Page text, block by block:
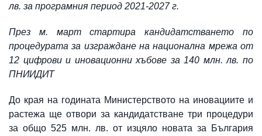
лв. за програмния период 2021-2027 г.
През м. март стартира кандидатстването по
процедурата за изграждане на национална мрежа от
12 цифрови и иновационни хъбове за 140 млн. лв. по
ПНИИДИТ
До края на годината Министерството на иновациите и
растежа ще отвори за кандидатстване три процедури
за общо 525 млн. лв. от изцяло новата за България